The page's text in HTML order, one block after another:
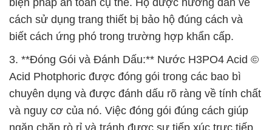
biện pháp an toàn cụ thể. Họ được hướng dẫn về
cách sử dụng trang thiết bị bảo hộ đúng cách và
biết cách ứng phó trong trường hợp khẩn cấp.
3. **Đóng Gói và Đánh Dấu:** Nước H3PO4 Acid ©
Acid Photphoric được đóng gói trong các bao bì
chuyên dụng và được đánh dấu rõ ràng về tính chất
và nguy cơ của nó. Việc đóng gói đúng cách giúp
ngăn chặn rò rỉ và tránh được sự tiếp xúc trực tiếp